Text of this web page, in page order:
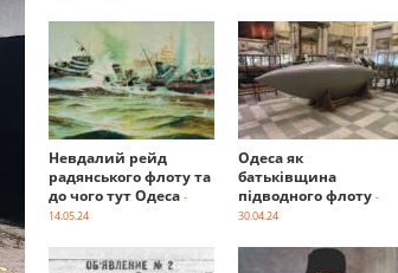
Невдалий рейд
радянського флоту та
до чого тут Одеса -
14.05.24
Одеса як
батьківщина
підводного флоту -
30.04.24